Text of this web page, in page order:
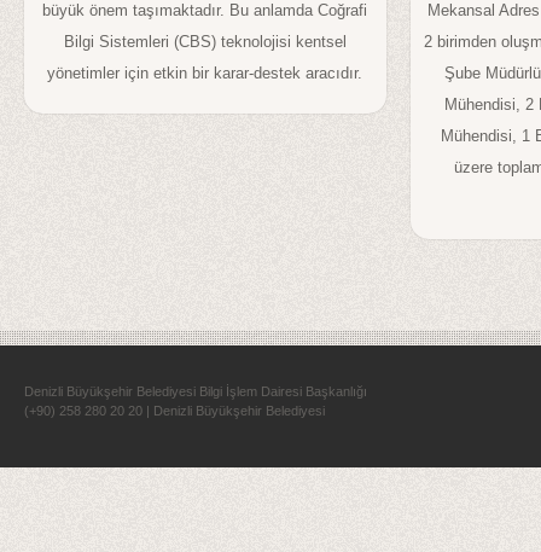
büyük önem taşımaktadır. Bu anlamda Coğrafi
Bilgi Sistemleri (CBS) teknolojisi kentsel
yönetimler için etkin bir karar-destek aracıdır.
Mekansal
2 birimden
Şube
Mühendisi, 2
Mühendisi, 1
üzere
Denizli Büyükşehir Belediyesi Bilgi İşlem Dairesi Başkanlığı
(+90) 258 280 20 20 | Denizli Büyükşehir Belediyesi